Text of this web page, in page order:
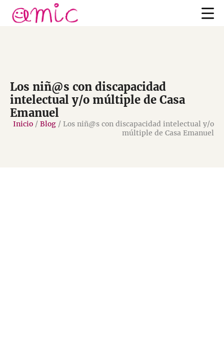
Los niñ@s con discapacidad
intelectual y/o múltiple de Casa
Emanuel
Inicio / Blog / Los niñ@s con discapacidad intelectual y/o
múltiple de Casa Emanuel